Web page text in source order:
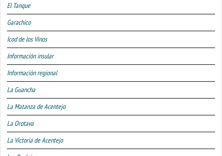
El Tanque
Garachico
Icod de los Vinos
Información insular
Información regional
La Guancha
La Matanza de Acentejo
La Orotava
La Victoria de Acentejo